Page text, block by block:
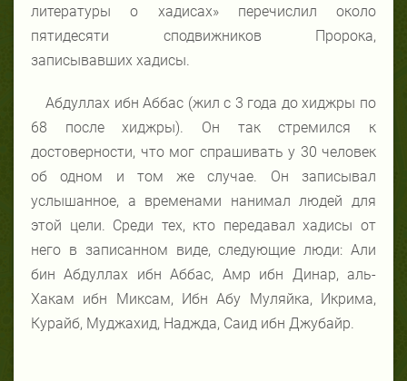
литературы о хадисах» перечислил около
пятидесяти сподвижников Пророка,
записывавших хадисы.
Абдуллах ибн Аббас (жил с 3 года до хиджры по
68 после хиджры). Он так стремился к
достоверности, что мог спрашивать у 30 человек
об одном и том же случае. Он записывал
услышанное, а временами нанимал людей для
этой цели. Среди тех, кто передавал хадисы от
него в записанном виде, следующие люди: Али
бин Абдуллах ибн Аббас, Амр ибн Динар, аль-
Хакам ибн Миксам, Ибн Абу Муляйка, Икрима,
Курайб, Муджахид, Наджда, Саид ибн Джубайр.